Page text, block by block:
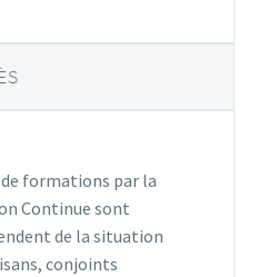
formations par la
Continue sont
de la situation
conjoints